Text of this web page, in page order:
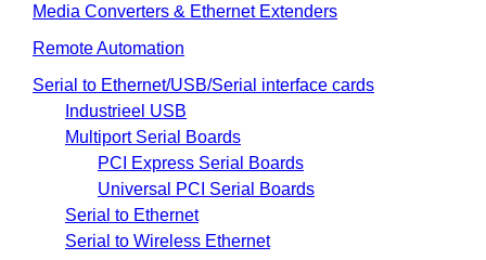
Media Converters & Ethernet Extenders
Remote Automation
Serial to Ethernet/USB/Serial interface cards
Industrieel USB
Multiport Serial Boards
PCI Express Serial Boards
Universal PCI Serial Boards
Serial to Ethernet
Serial to Wireless Ethernet